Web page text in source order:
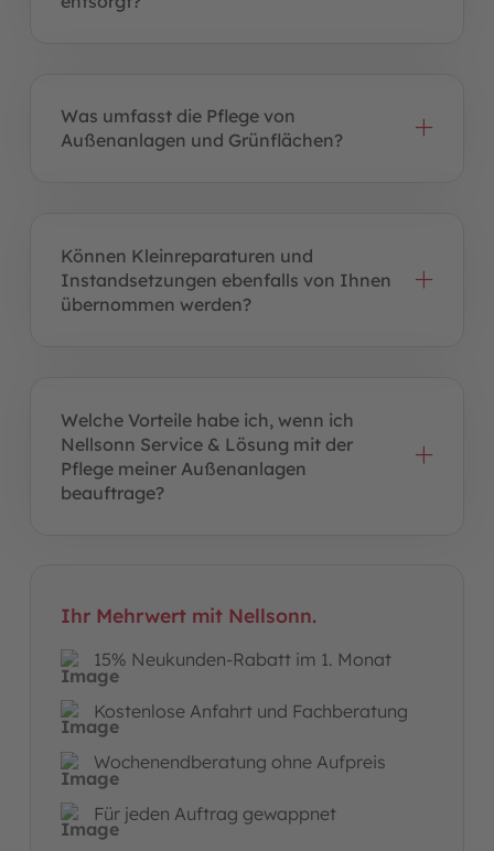
Was umfasst die Pflege von
Außenanlagen und Grünflächen?
Können Kleinreparaturen und
Instandsetzungen ebenfalls von Ihnen
übernommen werden?
Welche Vorteile habe ich, wenn ich
Nellsonn Service & Lösung mit der
Pflege meiner Außenanlagen
beauftrage?
Ihr Mehrwert mit Nellsonn.
15% Neukunden-Rabatt im 1. Monat
Kostenlose Anfahrt und Fachberatung
Wochenendberatung ohne Aufpreis
Für jeden Auftrag gewappnet